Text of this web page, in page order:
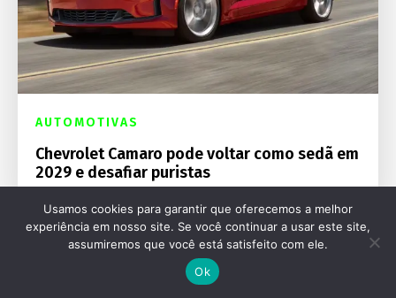
AUTOMOTIVAS
Chevrolet Camaro pode voltar como sedã em
2029 e desafiar puristas
Usamos cookies para garantir que oferecemos a melhor
experiência em nosso site. Se você continuar a usar este site,
assumiremos que você está satisfeito com ele.
Ok